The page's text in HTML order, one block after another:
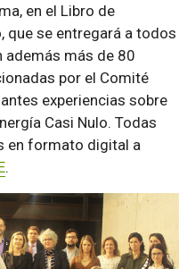
en el Libro de
que se entregará a todos
además más de 80
por el Comité
experiencias sobre
Casi Nulo. Todas
en formato digital a
.